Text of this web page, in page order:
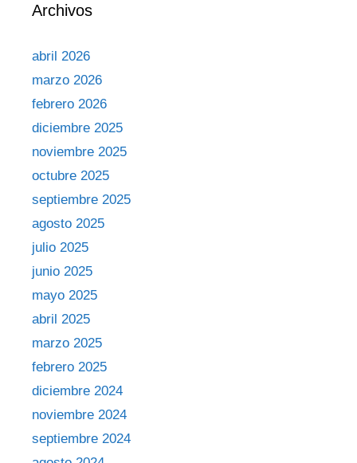
Archivos
abril 2026
marzo 2026
febrero 2026
diciembre 2025
noviembre 2025
octubre 2025
septiembre 2025
agosto 2025
julio 2025
junio 2025
mayo 2025
abril 2025
marzo 2025
febrero 2025
diciembre 2024
noviembre 2024
septiembre 2024